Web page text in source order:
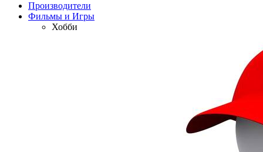
Производители
Фильмы и Игры
Хобби